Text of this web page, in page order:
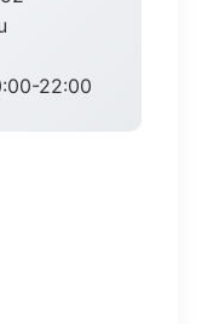
22:00